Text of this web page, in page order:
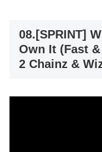
08.[SPRINT]
Own It (Fast
2 Chainz &